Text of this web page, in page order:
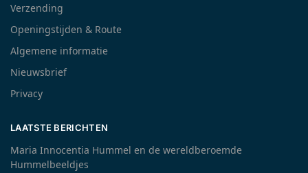
Verzending
Openingstijden & Route
Algemene informatie
Nieuwsbrief
Privacy
LAATSTE BERICHTEN
Maria Innocentia Hummel en de wereldberoemde
Hummelbeeldjes